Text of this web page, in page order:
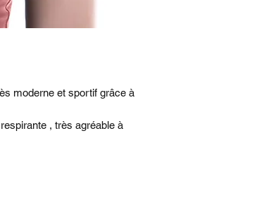
moderne et sportif grâce à
, très agréable à